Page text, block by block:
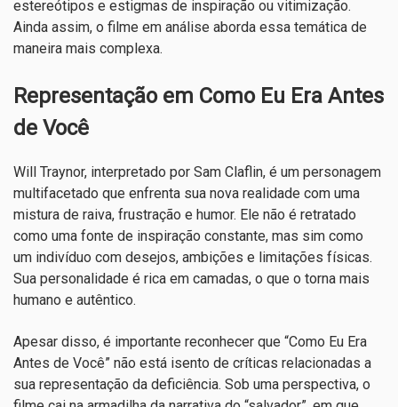
estereótipos e estigmas de inspiração ou vitimização.
Ainda assim, o filme em análise aborda essa temática de
maneira mais complexa.
Representação em Como Eu Era Antes
de Você
Will Traynor, interpretado por Sam Claflin, é um personagem
multifacetado que enfrenta sua nova realidade com uma
mistura de raiva, frustração e humor. Ele não é retratado
como uma fonte de inspiração constante, mas sim como
um indivíduo com desejos, ambições e limitações físicas.
Sua personalidade é rica em camadas, o que o torna mais
humano e autêntico.
Apesar disso, é importante reconhecer que “Como Eu Era
Antes de Você” não está isento de críticas relacionadas a
sua representação da deficiência. Sob uma perspectiva, o